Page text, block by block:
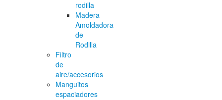
rodilla
Madera
Amoldadora
de
Rodilla
Filtro
de
aire/accesorios
Manguitos
espaciadores